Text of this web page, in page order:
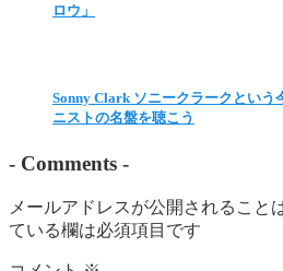
ロウ」
Sonny Clark ソニークラークという
ニストの名盤を聴こう
- Comments -
メールアドレスが公開されること
ている欄は必須項目です